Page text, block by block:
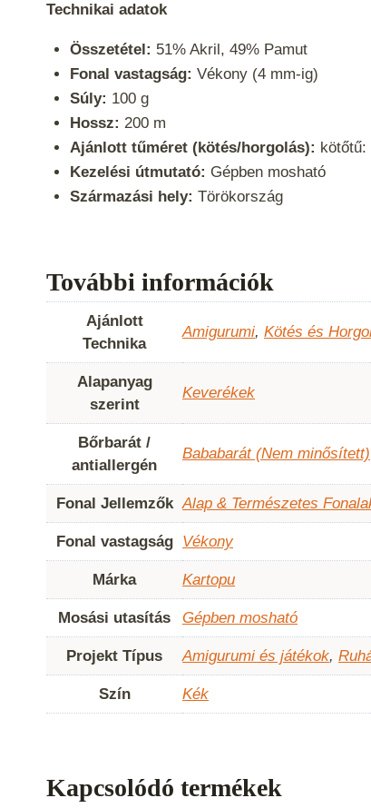
Technikai adatok
Összetétel: 51% Akril, 49% Pamut
Fonal vastagság: Vékony (4 mm-ig)
Súly: 100 g
Hossz: 200 m
Ajánlott tűméret (kötés/horgolás):
Kezelési útmutató: Gépben mosható
Származási hely: Törökország
További információk
Ajánlott
Technika
Amigurumi, Kötés és
Alapanyag
szerint
Keverékek
Bőrbarát /
antiallergén
Bababarát (Nem minősített)
Fonal Jellemzők Alap & Természetes
Fonal vastagság Vékony
Márka Kartopu
Mosási utasítás Gépben mosható
Projekt Típus Amigurumi és játékok,
Szín Kék
Kapcsolódó termékek